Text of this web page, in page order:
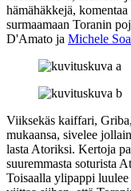
hämähäkkejä,
surmaamaan Toranin
D'Amato ja Michele
Viiksekäs kaiffari,
mukaansa, sivelee
lasta Atoriksi. Kertoja
suuremmasta soturista
Toisaalla ylipappi